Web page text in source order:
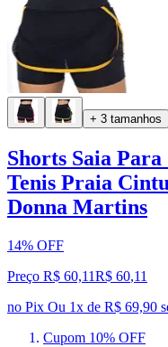
+ 3 tamanhos
Shorts Saia
Tenis Praia
Donna Martins
14% OFF
Preço R$ 60,11R$ 60,11
no Pix Ou 1x de R$ 69,90
Cupom 10% OFF